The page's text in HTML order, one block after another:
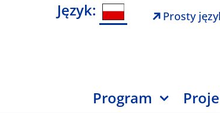
Język: Prosty
Program